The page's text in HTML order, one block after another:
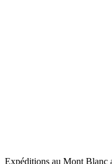
Expéditions au Mont Blanc